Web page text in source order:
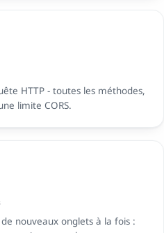
HTTP - toutes les méthodes,
limite CORS.
nouveaux onglets à la fois :